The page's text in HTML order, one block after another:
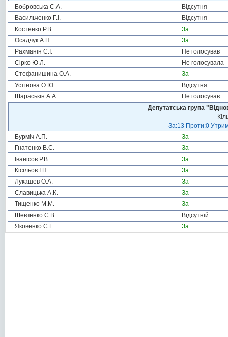
Бобровська С.А.
Відсутня
Васильченко Г.І.
Відсутня
Костенко Р.В.
За
Осадчук А.П.
За
Рахманін С.І.
Не голосував
Сірко Ю.Л.
Не голосувала
Стефанишина О.А.
За
Устінова О.Ю.
Відсутня
Шараськін А.А.
Не голосував
Депутатська група
За:13 Проти:0
Бурміч А.П.
За
Гнатенко В.С.
За
Іванісов Р.В.
За
Кісільов І.П.
За
Лукашев О.А.
За
Славицька А.К.
За
Тищенко М.М.
За
Шевченко Є.В.
Відсутній
Яковенко Є.Г.
За